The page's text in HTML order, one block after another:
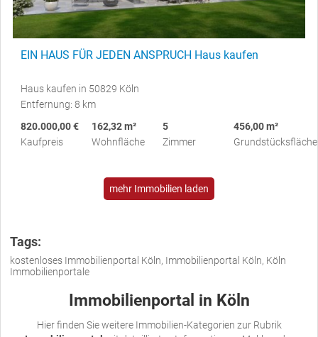
EIN HAUS FÜR JEDEN ANSPRUCH Haus kaufen
Haus kaufen in 50829 Köln
Entfernung: 8 km
820.000,00 €
Kaufpreis
162,32 m²
Wohnfläche
5
Zimmer
456,00 m²
Grundstücksfläche
mehr Immobilien laden
Tags:
kostenloses Immobilienportal Köln, Immobilienportal Köln, Köln
Immobilienportale
Immobilienportal in Köln
Hier finden Sie weitere Immobilien-Kategorien zur Rubrik